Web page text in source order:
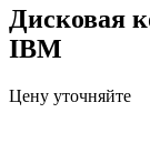
Дисковая
IBM
Цену уточняйте